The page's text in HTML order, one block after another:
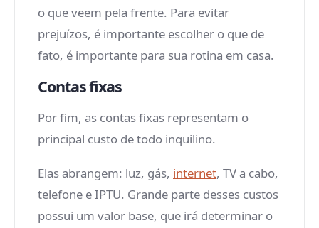
o que veem pela frente. Para evitar
prejuízos, é importante escolher o que de
fato, é importante para sua rotina em casa.
Contas fixas
Por fim, as contas fixas representam o
principal custo de todo inquilino.
Elas abrangem: luz, gás, internet, TV a cabo,
telefone e IPTU. Grande parte desses custos
possui um valor base, que irá determinar o